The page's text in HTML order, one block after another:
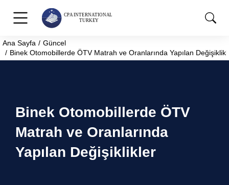
You are here:
Ana Sayfa
Güncel
Binek Otomobillerde ÖTV Matrah ve Oranlarında Yapılan
Binek Otomobillerde ÖTV
Matrah ve Oranlarında
Yapılan Değişiklikler